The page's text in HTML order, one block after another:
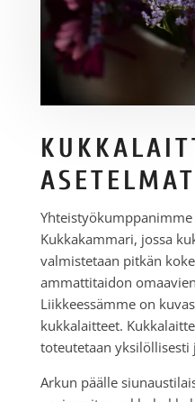
ASETELMAT
Yhteistyökumppanimme
Kukkakammari, jossa
valmistetaan pitkän
ammattitaidon
Liikkeessämme on
kukkalaitteet.
toteutetaan
Arkun päälle